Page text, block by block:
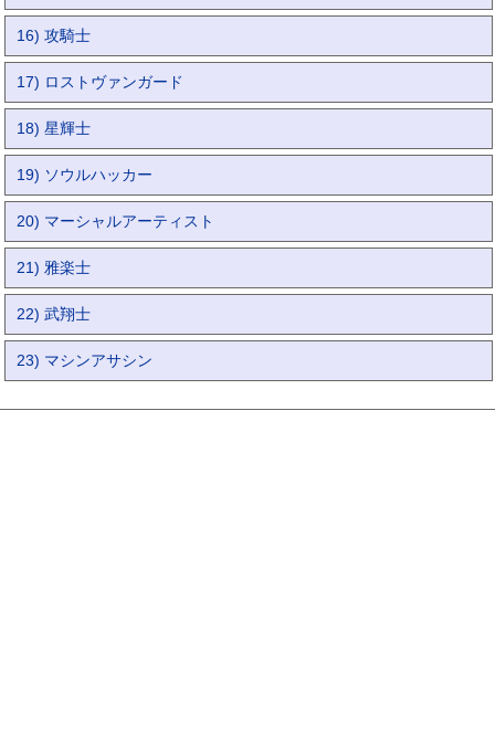
16) 攻騎士
17) ロストヴァンガード
18) 星輝士
19) ソウルハッカー
20) マーシャルアーティスト
21) 雅楽士
22) 武翔士
23) マシンアサシン